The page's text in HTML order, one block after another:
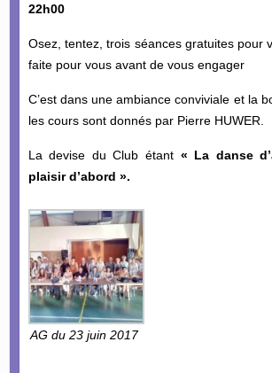
22h00
Osez, tentez, trois séances gratuites pour
faite pour vous avant de vous engager
C’est dans une ambiance conviviale et la
les cours sont donnés par Pierre HUWER.
La devise du Club étant« La danse
plaisir d’abord ».
AG du 23 juin 2017